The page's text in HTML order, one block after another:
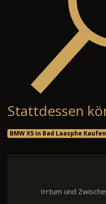
Stattdessen
BMW X5 in Bad Laasphe
Irrtum und